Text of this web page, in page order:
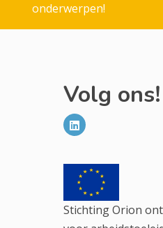
onderwerpen!
Volg ons!
Stichting Orion